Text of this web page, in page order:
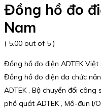
Đồng hồ đo
Nam
( 5.00 out of 5 )
Đồng hồ đo điện ADTEK Việt
Đồng hồ đo điện đa chức
ADTEK , Bộ chuyển đổi công
phổ quát ADTEK , Mô-đun I/